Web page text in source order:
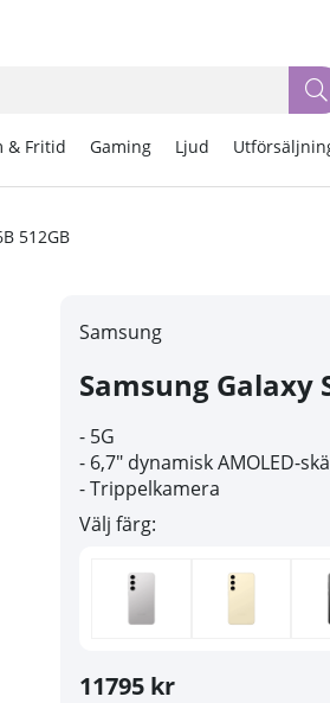
& Fritid Gaming Ljud
512GB
Samsung
Samsung Galaxy
- 5G
- 6,7" dynamisk AMOLED-
- Trippelkamera
Välj färg:
11795 kr